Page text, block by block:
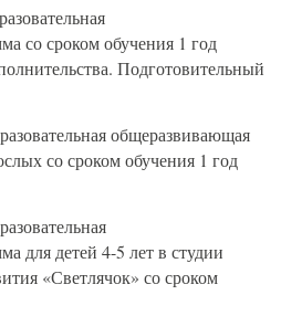
со сроком обучения 1 год
Подготовительный
общеразвивающая
со сроком обучения 1 год
для детей 4-5 лет в студии
«Светлячок» со сроком